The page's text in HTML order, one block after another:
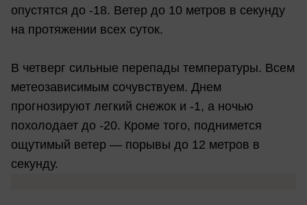
опустятся до -18. Ветер до 10 метров в секунду
на протяжении всех суток.
В четверг сильные перепады температуры. Всем
метеозависимым сочувствуем. Днем
прогнозируют легкий снежок и -1, а ночью
похолодает до -20. Кроме того, поднимется
ощутимый ветер — порывы до 12 метров в
секунду.